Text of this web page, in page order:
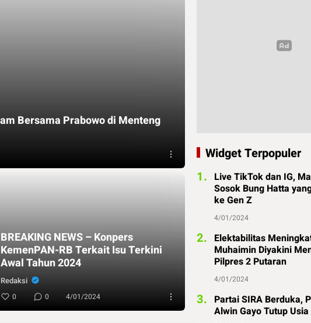
Bersama Prabowo di Menteng
BREAKING NEWS – Konpers
KemenPAN-RB Terkait Isu Terkini
Awal Tahun 2024
Redaksi
0 0 4/01/2024
Widget Terpopuler
1. Live TikTok dan IG,
Sosok Bung Hatta
ke Gen Z
4/01/2024
2. Elektabilitas
Muhaimin Diyakini
Pilpres 2 Putaran
4/01/2024
3. Partai SIRA Berduka,
Alwin Gayo Tutup Usia